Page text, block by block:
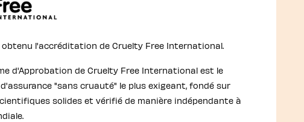
obtenu l'accréditation de Cruelty Free International.
d'Approbation de Cruelty Free International est le
"sans cruauté" le plus exigeant, fondé sur
solides et vérifié de manière indépendante à